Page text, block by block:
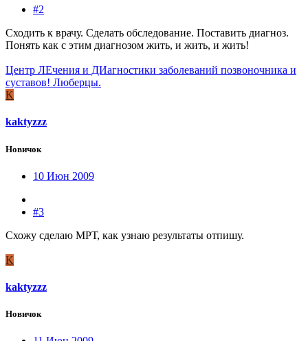
#2
Сходить к врачу. Сделать обследование. Поставить диагноз.
Понять как с этим диагнозом жить, и жить, и жить!
Центр ЛЕчения и ДИагностики заболеваний позвоночника и
суставов! Люберцы.
K
kaktyzzz
Новичок
10 Июн 2009
#3
Схожу сделаю МРТ, как узнаю результаты отпишу.
K
kaktyzzz
Новичок